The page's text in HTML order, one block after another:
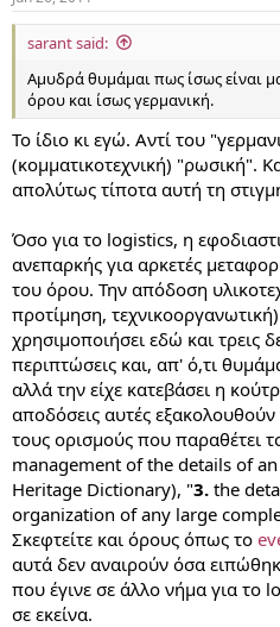
sarant said:
Αμυδρά θυμάμαι πως ίσως είναι
όρου και ίσως γερμανική.
Το ίδιο κι εγώ. Αντί του
(κομματικοτεχνική) "ρωσική".
απολύτως τίποτα αυτή τη
Όσο για το logistics, η
ανεπαρκής για αρκετές
του όρου. Την απόδοση
προτίμηση,
χρησιμοποιήσει εδώ και τρεις
περιπτώσεις και, απ' ό,τι
αλλά την είχε κατεβάσει η
αποδόσεις αυτές εξακολουθούν
τους ορισμούς που παραθέτει
management of the details of
Heritage Dictionary), "3. the
organization of any large
Σκεφτείτε και όρους όπως το
αυτά δεν αναιρούν όσα
που έγινε σε άλλο νήμα για το
σε εκείνα.